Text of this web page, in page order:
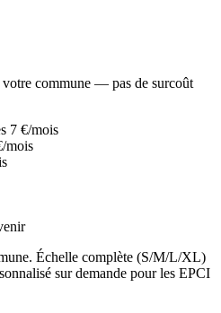
commune — pas de surcoût
7 €/mois
/mois
Échelle complète (S/M/L/XL)
sur demande pour les EPCI